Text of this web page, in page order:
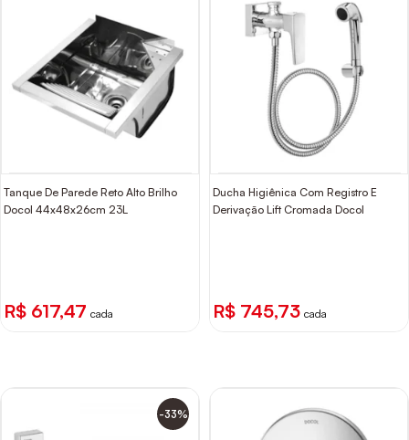
Tanque De Parede Reto Alto Brilho
Docol 44x48x26cm 23L
R$ 617,47 cada
Ducha Higiênica Com Registro E
Derivação Lift Cromada Docol
R$ 745,73 cada
-33%